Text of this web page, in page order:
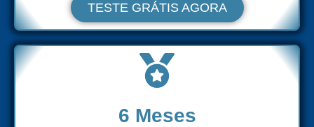
TESTE GRÁTIS AGORA
6 Meses